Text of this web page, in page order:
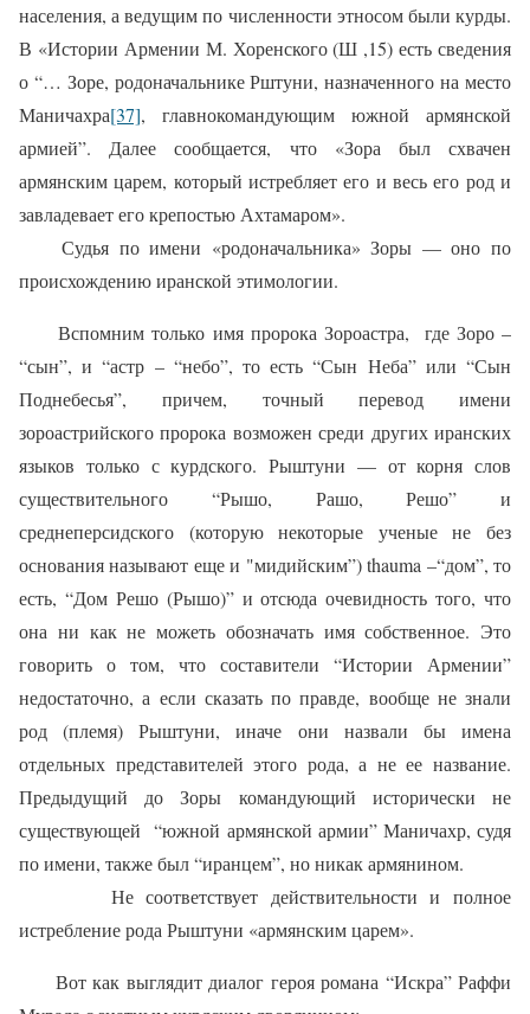
населения, а ведущим по численности этносом были курды.
В «Истории Армении М. Хоренского (Ш ,15) есть сведения
о “… Зоре, родоначальнике Рштуни, назначенного на место
Маничахра[37], главнокомандующим южной армянской
армией”. Далее сообщается, что «Зора был схвачен
армянским царем, который истребляет его и весь его род и
завладевает его крепостью Ахтамаром».
Судья по имени «родоначальника» Зоры — оно по
происхождению иранской этимологии.
Вспомним только имя пророка Зороастра, где Зоро –
“сын”, и “астр – “небо”, то есть “Сын Неба” или “Сын
Поднебесья”, причем, точный перевод имени
зороастрийского пророка возможен среди других иранских
языков только с курдского. Рыштуни — от корня слов
существительного “Рышо, Рашо, Решо” и
среднеперсидского (которую некоторые ученые не без
основания называют еще и "мидийским”) thauma –“дом”, то
есть, “Дом Решо (Рышо)” и отсюда очевидность того, что
она ни как не можеть обозначать имя собственное. Это
говорить о том, что соста­вители “Истории Армении”
недостаточно, а если сказать по правде, вообще не знали
род (племя) Рыштуни, иначе они назвали бы имена
отдельных представителей этого рода, а не ее название.
Предыдущий до Зоры командующий исторически не
существующей “южной армянской армии” Маничахр, судя
по имени, также был “иранцем”, но никак армянином.
Не соответствует действительности и полное
истребление рода Рыштуни «армянским царем».
Вот как выглядит диалог героя романа “Искра” Раффи